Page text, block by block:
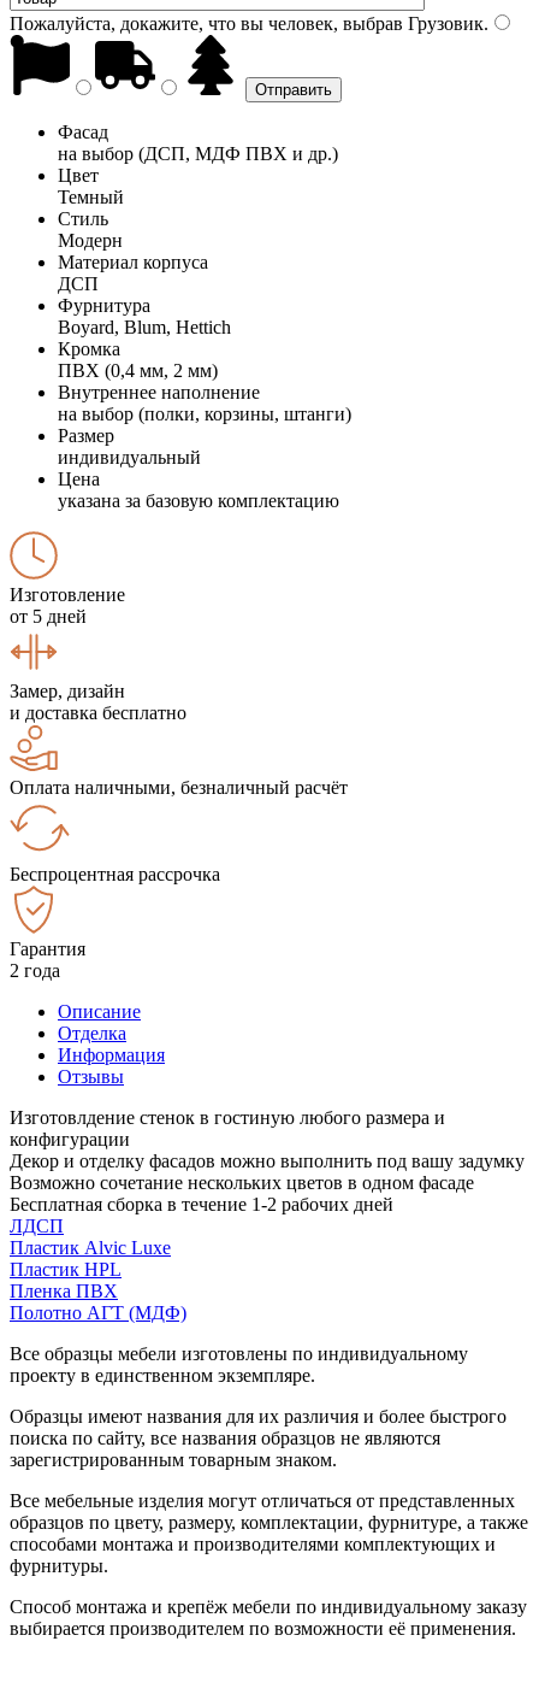
Пожалуйста, докажите, что вы человек, выбрав Грузовик.
Фасад
на выбор (ДСП, МДФ ПВХ и др.)
Цвет
Темный
Стиль
Модерн
Материал корпуса
ДСП
Фурнитура
Boyard, Blum, Hettich
Кромка
ПВХ (0,4 мм, 2 мм)
Внутреннее наполнение
на выбор (полки, корзины, штанги)
Размер
индивидуальный
Цена
указана за базовую комплектацию
Изготовление
от 5 дней
Замер, дизайн
и доставка бесплатно
Оплата наличными, безналичный расчёт
Беспроцентная рассрочка
Гарантия
2 года
Описание
Отделка
Информация
Отзывы
Изготовлдение стенок в гостиную любого размера и
конфигурации
Декор и отделку фасадов можно выполнить под вашу задумку
Возможно сочетание нескольких цветов в одном фасаде
Бесплатная сборка в течение 1-2 рабочих дней
ЛДСП
Пластик Alvic Luxe
Пластик HPL
Пленка ПВХ
Полотно АГТ (МДФ)
Все образцы мебели изготовлены по индивидуальному
проекту в единственном экземпляре.
Образцы имеют названия для их различия и более быстрого
поиска по сайту, все названия образцов не являются
зарегистрированным товарным знаком.
Все мебельные изделия могут отличаться от представленных
образцов по цвету, размеру, комплектации, фурнитуре, а также
способами монтажа и производителями комплектующих и
фурнитуры.
Способ монтажа и крепёж мебели по индивидуальному заказу
выбирается производителем по возможности её применения.